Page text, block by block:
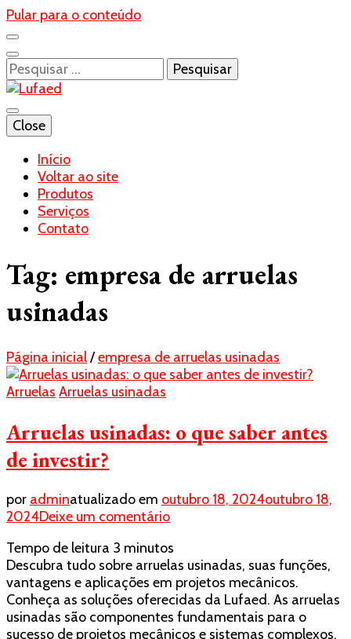
Pular para o conteúdo
Pesquisar
por:
Lufaed
Blog- Lufaed
Close
Início
Voltar ao site
Produtos
Serviços
Contato
Tag: empresa de arruelas
usinadas
Página inicial/empresa de arruelas usinadas
Arruelas Arruelas usinadas
Arruelas usinadas: o que saber antes
de investir?
por adminatualizado em outubro 18, 2024outubro 18,
2024Deixe um comentárioem
usinadas:
o
que
saber
antes
Tempo de leitura 3 minutos
Descubra tudo sobre arruelas usinadas, suas funções,
vantagens e aplicações em projetos mecânicos.
Conheça as soluções oferecidas da Lufaed. As arruelas
usinadas são componentes fundamentais para o
sucesso de projetos mecânicos e sistemas complexos.